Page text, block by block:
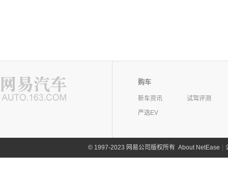
购车
新车资讯
试驾评测
严选EV
©1997-2023 网易公司版权所有 About NetEase